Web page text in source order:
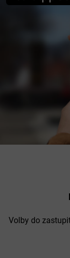
Volby do